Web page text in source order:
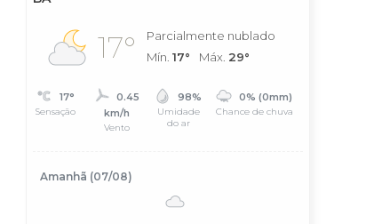
17°
Parcialmente nublado
Mín. 17° Máx. 29°
17°
Sensação
0.45
km/h
Vento
98%
Umidade
do ar
0% (0mm)
Chance de chuva
Amanhã (07/08)